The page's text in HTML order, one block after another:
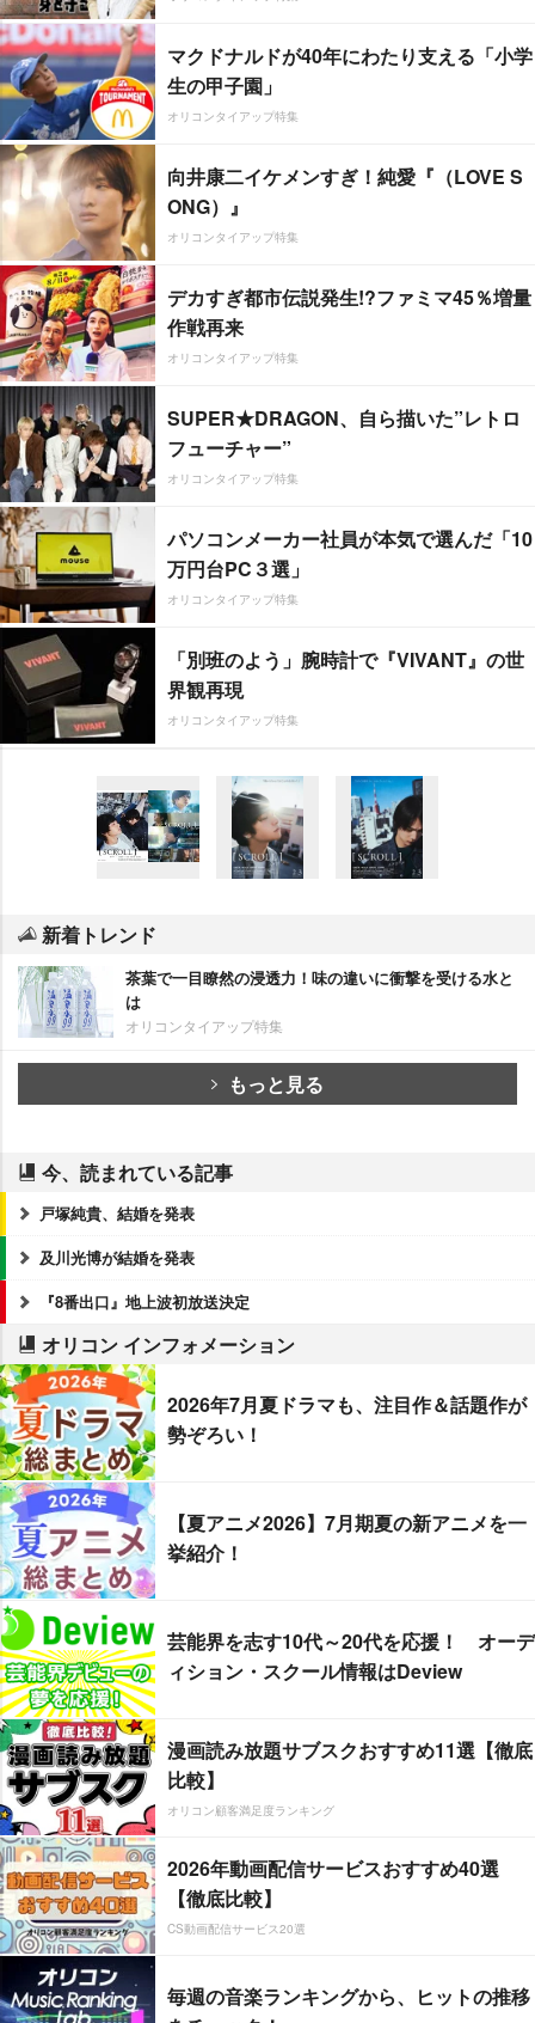
マクドナルドが40年にわたり支える「小学
生の甲子園」
オリコンタイアップ特集
向井康二イケメンすぎ！純愛『（LOVE S
ONG）』
オリコンタイアップ特集
デカすぎ都市伝説発生!?ファミマ45％増量
作戦再来
オリコンタイアップ特集
SUPER★DRAGON、自ら描いた”レトロ
フューチャー”
オリコンタイアップ特集
パソコンメーカー社員が本気で選んだ「10
万円台PC３選」
オリコンタイアップ特集
「別班のよう」腕時計で『VIVANT』の世
界観再現
オリコンタイアップ特集
新着トレンド
茶葉で一目瞭然の浸透力！味の違いに衝撃を受ける水と
は
オリコンタイアップ特集
もっと見る
今、読まれている記事
戸塚純貴、結婚を発表
及川光博が結婚を発表
『8番出口』地上波初放送決定
オリコン インフォメーション
2026年7月夏ドラマも、注目作＆話題作が
勢ぞろい！
【夏アニメ2026】7月期夏の新アニメを一
挙紹介！
芸能界を志す10代～20代を応援！ オーデ
ィション・スクール情報はDeview
漫画読み放題サブスクおすすめ11選【徹底
比較】
オリコン顧客満足度ランキング
2026年動画配信サービスおすすめ40選
【徹底比較】
CS動画配信サービス20選
毎週の音楽ランキングから、ヒットの推移